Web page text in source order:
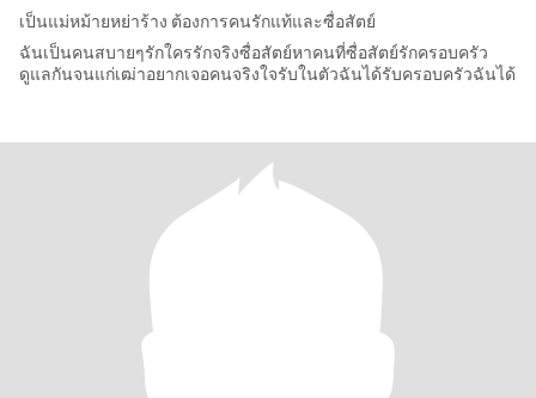
เป็นแม่หม้ายหย่าร้าง ต้องการคนรักแท้และซื่อสัตย์
ฉันเป็นคนสบายๆรักใครรักจริงซื่อสัตย์หาคนที่ซื่อสัตย์รักครอบครัว
ดูแลกันจนแก่เฒ่าอยากเจอคนจริงใจรับในตัวฉันได้รับครอบครัวฉันได้